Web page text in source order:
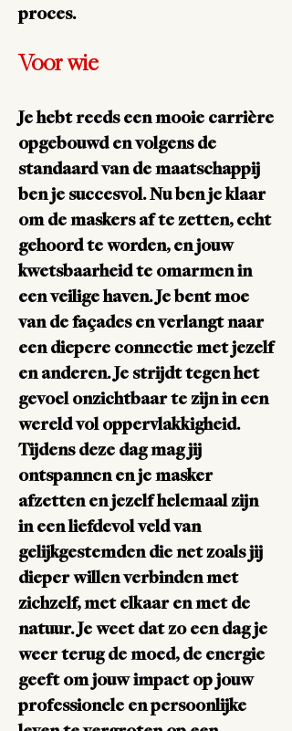
proces.
Voor wie
Je hebt reeds een mooie carrière
opgebouwd en volgens de
standaard van de maatschappij
ben je succesvol. Nu ben je klaar
om de maskers af te zetten, echt
gehoord te worden, en jouw
kwetsbaarheid te omarmen in
een veilige haven. Je bent moe
van de façades en verlangt naar
een diepere connectie met jezelf
en anderen. Je strijdt tegen het
gevoel onzichtbaar te zijn in een
wereld vol oppervlakkigheid.
Tijdens deze dag mag jij
ontspannen en je masker
afzetten en jezelf helemaal zijn
in een liefdevol veld van
gelijkgestemden die net zoals jij
dieper willen verbinden met
zichzelf, met elkaar en met de
natuur. Je weet dat zo een dag je
weer terug de moed, de energie
geeft om jouw impact op jouw
professionele en persoonlijke